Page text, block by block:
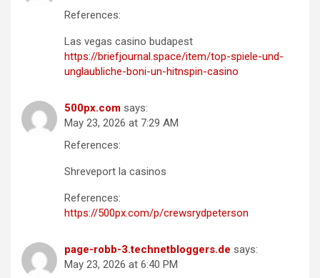
References:
Las vegas casino budapest
https://briefjournal.space/item/top-spiele-und-
unglaubliche-boni-un-hitnspin-casino
500px.com says:
May 23, 2026 at 7:29 AM
References:
Shreveport la casinos
References:
https://500px.com/p/crewsrydpeterson
page-robb-3.technetbloggers.de says:
May 23, 2026 at 6:40 PM